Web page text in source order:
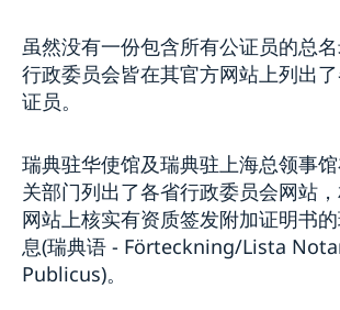
虽然没有一份包含所有公证员的总
行政委员会皆在其官方网站上列出
证员。
瑞典驻华使馆及瑞典驻上海总领事
关部门列出了各省行政委员会网站
网站上核实有资质签发附加证明书
息(瑞典语 - Förteckning/Lista
Publicus)。